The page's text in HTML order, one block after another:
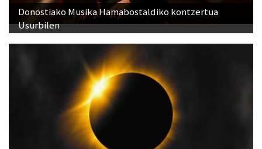
Donostiako Musika Hamabostaldiko kontzertua
Usurbilen